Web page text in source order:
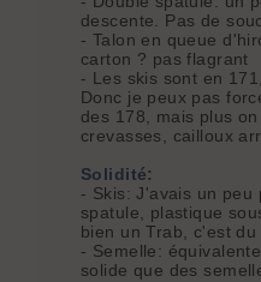
descente. Pas de
- Talon en queue
carton ? pas flagrant
- Les skis sont en
Donc je peux pas
des 178, mais plus
crevasses, cailloux
Solidité:
- Skis: J'avais un
spatule, plastique
bien un Trab, c'est
- Semelle:
solide que des